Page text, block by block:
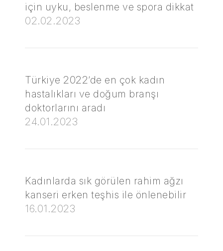
için uyku, beslenme ve spora dikkat
02.02.2023
Türkiye 2022’de en çok kadın
hastalıkları ve doğum branşı
doktorlarını aradı
24.01.2023
Kadınlarda sık görülen rahim ağzı
kanseri erken teşhis ile önlenebilir
16.01.2023